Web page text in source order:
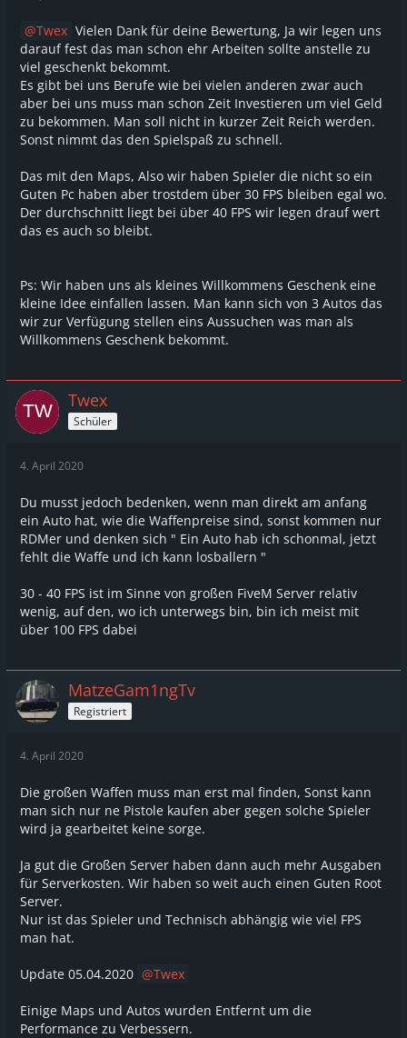
Twex Vielen Dank für deine Bewertung, Ja wir legen uns
darauf fest das man schon ehr Arbeiten sollte anstelle zu
viel geschenkt bekommt.
Es gibt bei uns Berufe wie bei vielen anderen zwar auch
aber bei uns muss man schon Zeit Investieren um viel Geld
zu bekommen. Man soll nicht in kurzer Zeit Reich werden.
Sonst nimmt das den Spielspaß zu schnell.
Das mit den Maps, Also wir haben Spieler die nicht so ein
Guten Pc haben aber trostdem über 30 FPS bleiben egal wo.
Der durchschnitt liegt bei über 40 FPS wir legen drauf wert
das es auch so bleibt.
Ps: Wir haben uns als kleines Willkommens Geschenk eine
kleine Idee einfallen lassen. Man kann sich von 3 Autos das
wir zur Verfügung stellen eins Aussuchen was man als
Willkommens Geschenk bekommt.
Twex
Schüler
4. April 2020
Du musst jedoch bedenken, wenn man direkt am anfang
ein Auto hat, wie die Waffenpreise sind, sonst kommen nur
RDMer und denken sich " Ein Auto hab ich schonmal, jetzt
fehlt die Waffe und ich kann losballern "
30 - 40 FPS ist im Sinne von großen FiveM Server relativ
wenig, auf den, wo ich unterwegs bin, bin ich meist mit
über 100 FPS dabei
MatzeGam1ngTv
Registriert
4. April 2020
Die großen Waffen muss man erst mal finden, Sonst kann
man sich nur ne Pistole kaufen aber gegen solche Spieler
wird ja gearbeitet keine sorge.
Ja gut die Großen Server haben dann auch mehr Ausgaben
für Serverkosten. Wir haben so weit auch einen Guten Root
Server.
Nur ist das Spieler und Technisch abhängig wie viel FPS
man hat.
Update 05.04.2020 Twex
Einige Maps und Autos wurden Entfernt um die
Performance zu Verbessern.